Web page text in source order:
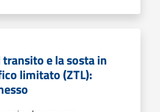
e la sosta in
limitato (ZTL):